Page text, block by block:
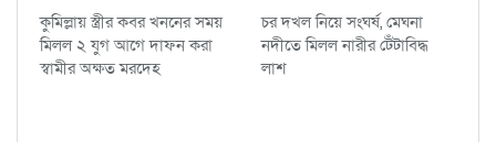
কুমিল্লায় স্ত্রীর কবর খননের সময়
মিলল ২ যুগ আগে দাফন করা
স্বামীর অক্ষত মরদেহ
চর দখল নিয়ে সংঘর্ষ, মেঘনা
নদীতে মিলল নারীর টেঁটাবিদ্ধ
লাশ